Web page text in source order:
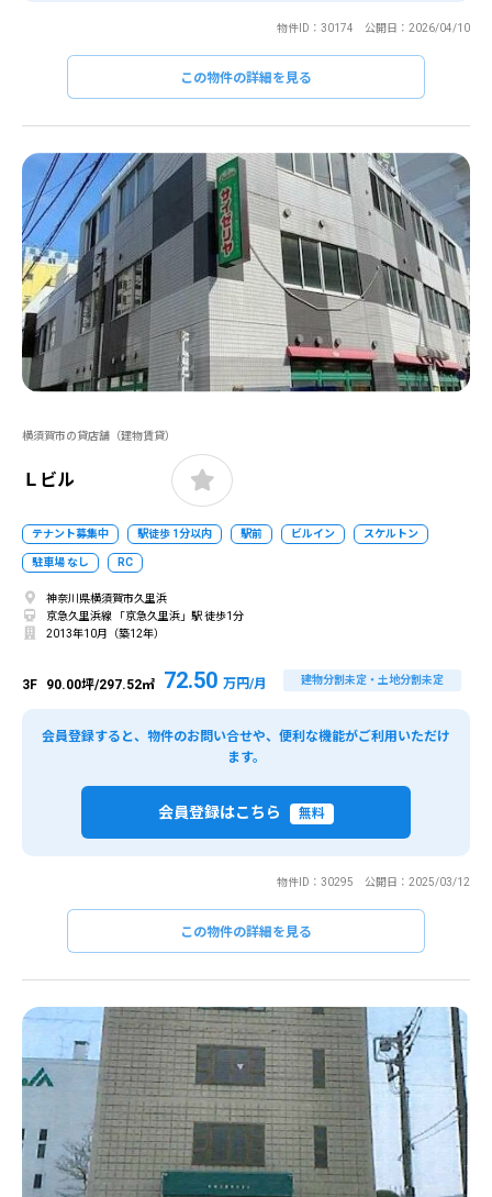
物件ID：30174 公開日：2026/04/10
この物件の詳細を見る
横須賀市の貸店舗（建物賃貸）
Ｌビル
テナント募集中 駅徒歩 1分以内 駅前 ビルイン スケルトン
駐車場 なし RC
神奈川県横須賀市久里浜
京急久里浜線 「京急久里浜」駅 徒歩1分
2013年10月（築12年）
3F 90.00坪/297.52㎡ 72.50 万円/月 建物分割未定・土地分割未定
会員登録すると、物件のお問い合せや、便利な機能がご利用いただけ
ます。
会員登録はこちら 無料
物件ID：30295 公開日：2025/03/12
この物件の詳細を見る